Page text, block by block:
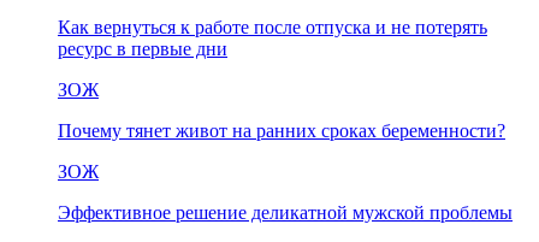
Как вернуться к работе после отпуска и не потерять
ресурс в первые дни
ЗОЖ
Почему тянет живот на ранних сроках беременности?
ЗОЖ
Эффективное решение деликатной мужской проблемы